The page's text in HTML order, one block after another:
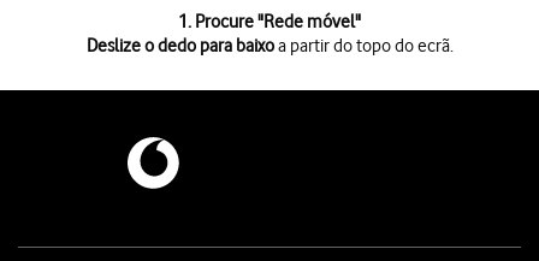
1. Procure "Rede móvel"
Deslize o dedo para baixoa partir do topo do ecrã.
Primao ícone de definições.
Rede móvel.
o indicador junto a "Roaming de dados"
a tecla de início